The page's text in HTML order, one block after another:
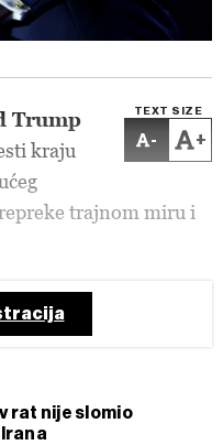
TEXT SIZE
- +
Trump
kraju
trajnom miru i
rat nije slomio